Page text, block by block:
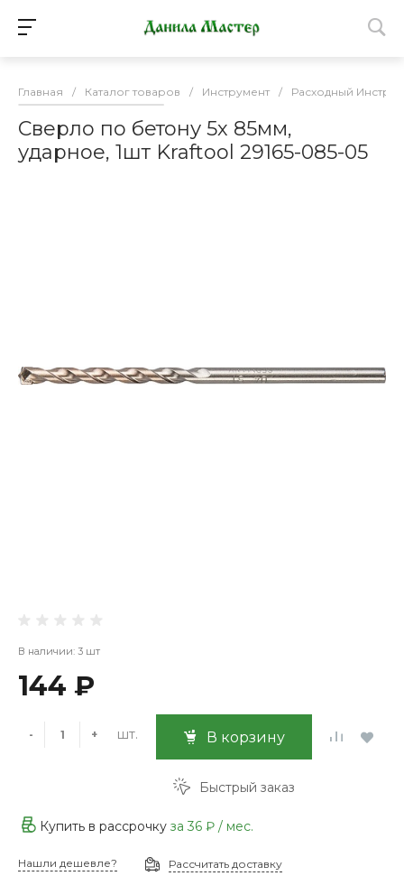
Главная / Каталог товаров / Инструмент / Расходный
Сверло по бетону 5х 85мм,
ударное, 1шт Kraftool 29165-085-05
В наличии: 3 шт
144 ₽
- + шт. В корзину
Быстрый заказ
Купить в рассрочку за 36 ₽ / мес.
Нашли дешевле? Рассчитать доставку